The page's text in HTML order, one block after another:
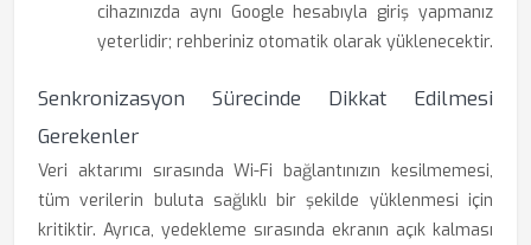
cihazınızda aynı Google hesabıyla giriş yapmanız
yeterlidir; rehberiniz otomatik olarak yüklenecektir.
Senkronizasyon Sürecinde Dikkat Edilmesi
Gerekenler
Veri aktarımı sırasında Wi-Fi bağlantınızın kesilmemesi,
tüm verilerin buluta sağlıklı bir şekilde yüklenmesi için
kritiktir. Ayrıca, yedekleme sırasında ekranın açık kalması